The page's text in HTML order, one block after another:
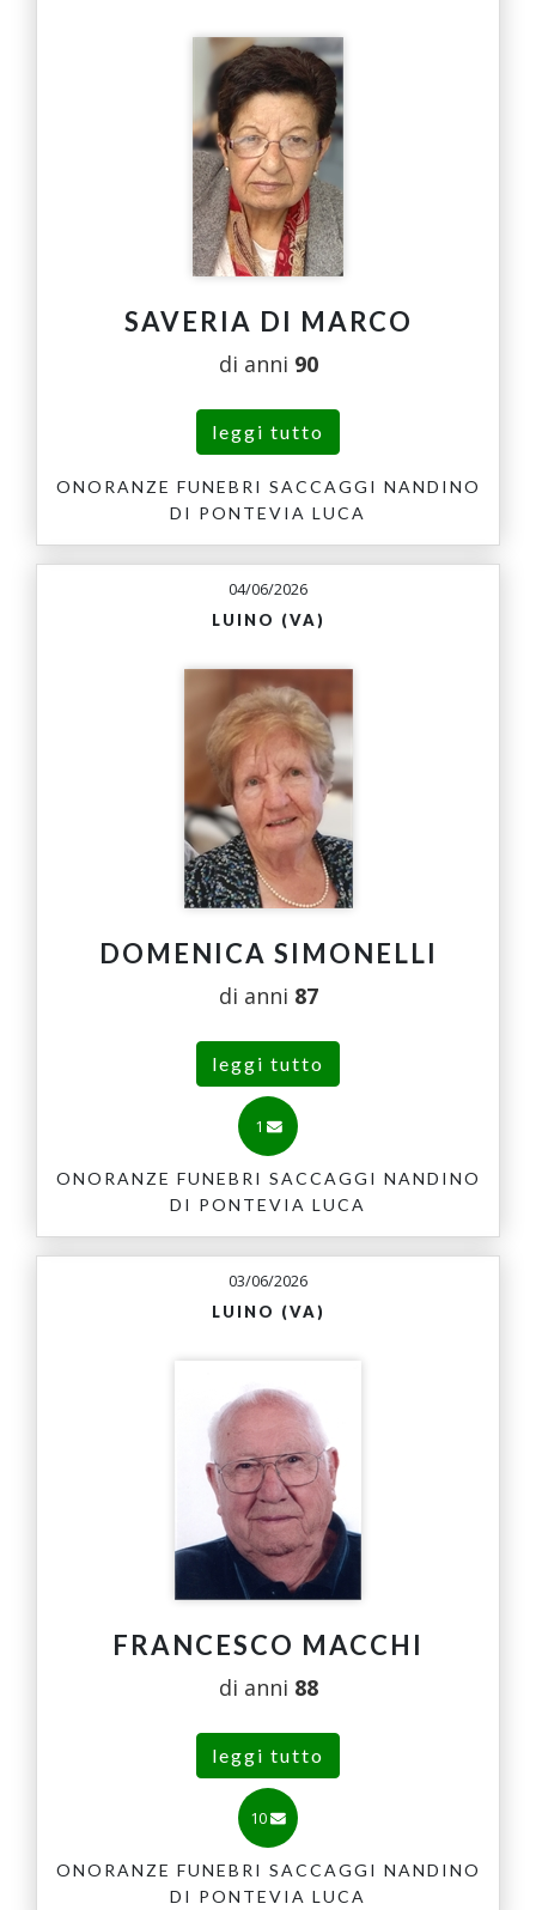
SAVERIA DI MARCO
di anni 90
leggi tutto
ONORANZE FUNEBRI SACCAGGI NANDINO
DI PONTEVIA LUCA
04/06/2026
LUINO (VA)
DOMENICA SIMONELLI
di anni 87
leggi tutto
1
ONORANZE FUNEBRI SACCAGGI NANDINO
DI PONTEVIA LUCA
03/06/2026
LUINO (VA)
FRANCESCO MACCHI
di anni 88
leggi tutto
10
ONORANZE FUNEBRI SACCAGGI NANDINO
DI PONTEVIA LUCA